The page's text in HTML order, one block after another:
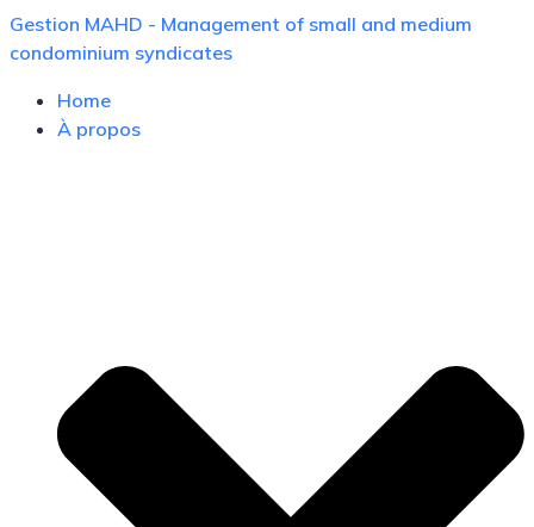
Skip
content
Gestion MAHD - Management of small and medium
condominium syndicates
Home
À propos